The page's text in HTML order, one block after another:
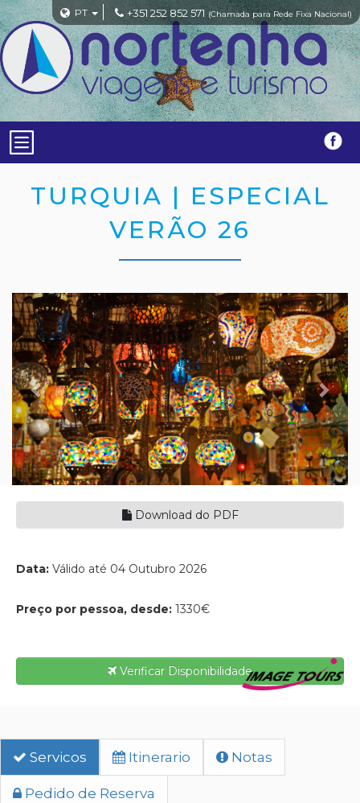
PT +351 252 852 571 (Chamada para Rede Fixa Nacional)
TURQUIA | ESPECIAL
VERÃO 26
Previous Next
Download do PDF
Data: Válido até 04 Outubro 2026
Preço por pessoa, desde: 1330€
Verificar Disponibilidade
Servicos Itinerario Notas
Pedido de Reserva